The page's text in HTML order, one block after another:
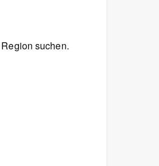
suchen.